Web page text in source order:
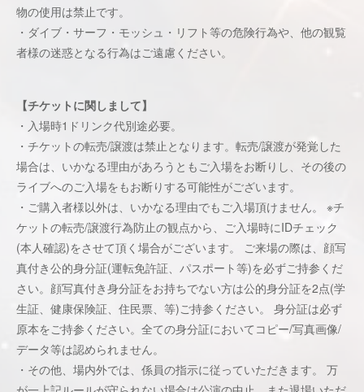
物の使用は禁止です。
・ダイブ・サーフ・モッシュ・リフト等の危険行為や、他の観覧
者様の迷惑となる行為はご遠慮ください。
【チケットに関しまして】
・入場時1ドリンク代別途必要。
・チケットの転売/譲渡は禁止となります。転売/譲渡が発覚した
場合は、いかなる理由があろうともご入場をお断りし、その後の
ライブへのご入場をもお断りする可能性がございます。
・ご購入者様以外は、いかなる理由でもご入場頂けません。 ※チ
ケットの転売/譲渡行為防止の観点から、ご入場時にIDチェック
(本人確認)をさせて頂く場合がございます。 ご来場の際は、顔写
真付き公的身分証(運転免許証、パスポート等)を必ずご持参くだ
さい。顔写真付き身分証をお持ちでない方は公的身分証を2点(学
生証、健康保険証、住⺠票、等)ご持参ください。 身分証は必ず
原本をご持参ください。全ての身分証においてコピー/写真画像/
データ等は認められません。
・その他、場内外では、係員の指示に従っていただきます。 万